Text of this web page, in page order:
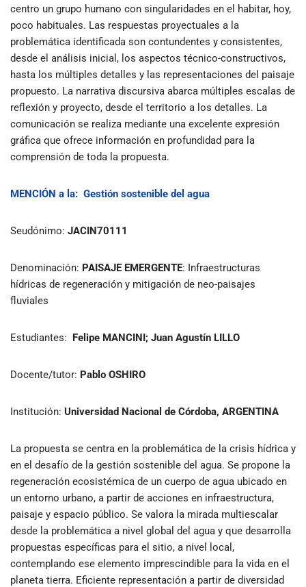
centro un grupo humano con singularidades en el habitar, hoy,
poco habituales. Las respuestas proyectuales a la
problemática identificada son contundentes y consistentes,
desde el análisis inicial, los aspectos técnico-constructivos,
hasta los múltiples detalles y las representaciones del paisaje
propuesto. La narrativa discursiva abarca múltiples escalas de
reflexión y proyecto, desde el territorio a los detalles. La
comunicación se realiza mediante una excelente expresión
gráfica que ofrece información en profundidad para la
comprensión de toda la propuesta.
MENCIÓN a la: Gestión sostenible del agua
Seudónimo: JACIN70111
Denominación: PAISAJE EMERGENTE: Infraestructuras
hídricas de regeneración y mitigación de neo-paisajes
fluviales
Estudiantes: Felipe MANCINI; Juan Agustín LILLO
Docente/tutor: Pablo OSHIRO
Institución: Universidad Nacional de Córdoba, ARGENTINA
La propuesta se centra en la problemática de la crisis hídrica y
en el desafío de la gestión sostenible del agua. Se propone la
regeneración ecosistémica de un cuerpo de agua ubicado en
un entorno urbano, a partir de acciones en infraestructura,
paisaje y espacio público. Se valora la mirada multiescalar
desde la problemática a nivel global del agua y que desarrolla
propuestas específicas para el sitio, a nivel local,
contemplando ese elemento imprescindible para la vida en el
planeta tierra. Eficiente representación a partir de diversidad